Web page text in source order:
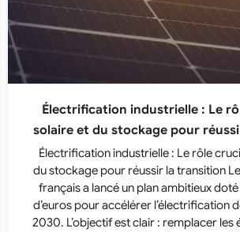
Électrification industrielle : Le
solaire et du stockage pour
Électrification industrielle : Le rôle
du stockage pour réussir la transition
français a lancé un plan ambitieux
d’euros pour accélérer l’électrification
2030. L’objectif est clair : remplacer les